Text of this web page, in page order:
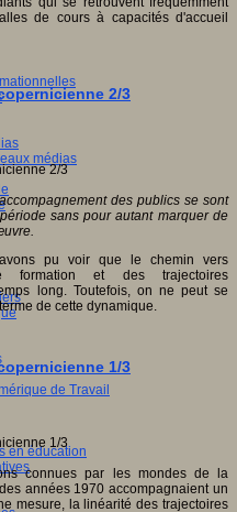
médias
de Travail
en éducation
de cours à capacités d'accueil
2/3
des publics se sont
sans pour autant marquer de
pu voir que le chemin vers
formation et des trajectoires
long. Toutefois, on ne peut se
de cette dynamique.
1/3
connues par les mondes de la
années 1970 accompagnaient un
mesure, la linéarité des trajectoires